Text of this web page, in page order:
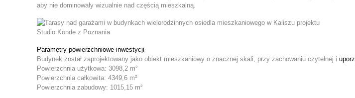
aby nie dominowały wizualnie nad częścią mieszkalną.
Parametry powierzchniowe inwestycji
Budynek został zaprojektowany jako obiekt mieszkaniowy o znacznej skali, przy zachowaniu czytelnej i
Powierzchnia użytkowa: 3098,2 m²
Powierzchnia całkowita: 4349,6 m²
Powierzchnia zabudowy: 1015,15 m²